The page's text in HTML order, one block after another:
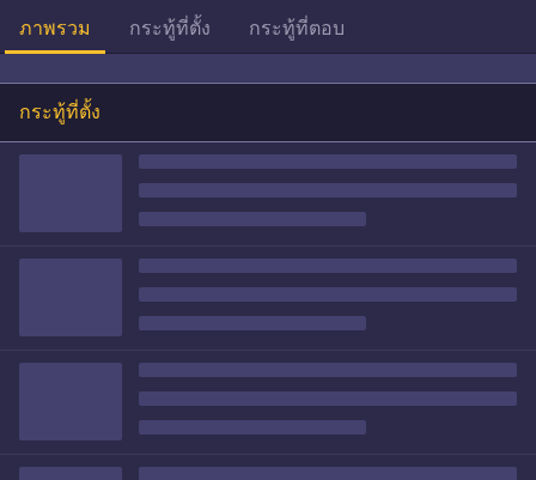
ภาพรวม กระทู้ที่ตั้ง กระทู้ที่ตอบ
กระทู้ที่ตั้ง